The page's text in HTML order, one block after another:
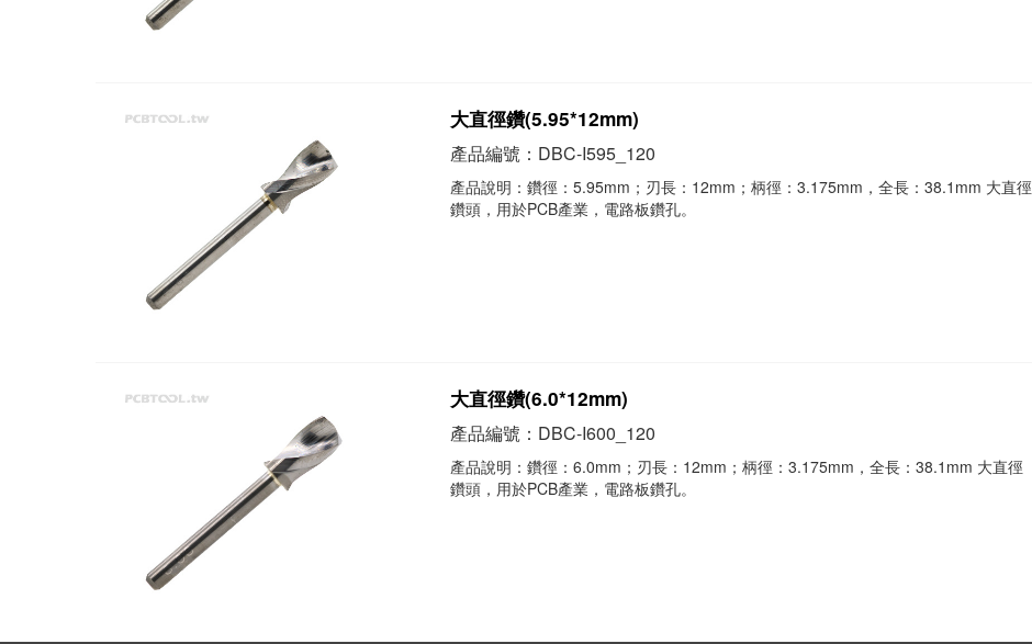
大直徑鑽(5.95*12mm)
產品編號：DBC-I595_120
產品說明：鑽徑：5.95mm；刃長：12mm；柄徑：3.175mm，全長：38.1mm 大直徑
鑽頭，用於PCB產業，電路板鑽孔。
大直徑鑽(6.0*12mm)
產品編號：DBC-I600_120
產品說明：鑽徑：6.0mm；刃長：12mm；柄徑：3.175mm，全長：38.1mm 大直徑
鑽頭，用於PCB產業，電路板鑽孔。